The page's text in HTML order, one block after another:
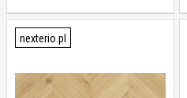
nexterio.pl